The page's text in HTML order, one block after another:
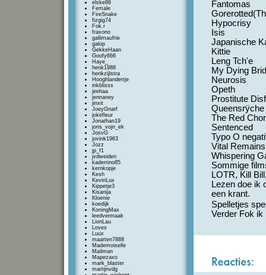
elske86
Female
FireSnake
fizgig74
Fok.r
fraxono
gallimaufrie
galop
GekkeHaan
Goofy666
Haye_
henk1988
henkzijlstra
Hooghlandertje
inkblisss
jeehaa
jennaney
jinxit
JoeyGnarf
jokefleur
Jonathan19
joris_vojn_ek
JosvG
jovink1963
Jozz
jp_f1
jvdweiden
kaderrino85
kernkopje
Kesh
KevinLux
Kippetje3
Kisanija
Kloenie
koedijk
KoningMax
leedvermaak
LionLau
Loves
Luux
maarten7888
Mademoiselle
Mailman
Mapezaxo
mark_blaster
martijnvdg
Fantomas
Hypocrisy
Isis
Japanische
Kittie
Leng Tch'e
My Dying
Neurosis
Opeth
Prostitute
Queensrÿche
The Red
Sentenced
Typo O
Vital Remains
Whispering
Sommige
LOTR, Kill
Lezen doe ik
een krant.
Spelletjes
Verder Fok ik